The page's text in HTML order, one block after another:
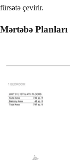
fürsətə çevirir.
Mərtəbə Planları